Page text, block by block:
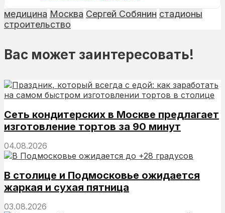
медицина Москва Сергей Собянин стадионы
строительство
Вас может заинтересовать!
Сеть кондитерских в Москве предлагает
изготовление тортов за 90 минут
04.08.2026
В столице и Подмосковье ожидается
жаркая и сухая пятница
03.08.2026